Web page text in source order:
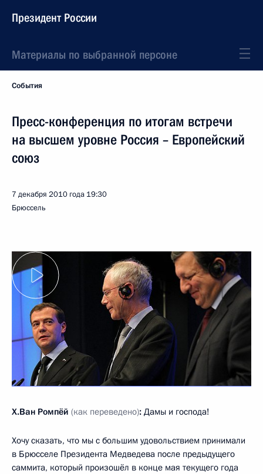
Президент России
Материалы по выбранной персоне
События
Пресс-конференция по итогам встречи
на высшем уровне Россия – Европейский
союз
7 декабря 2010 года 19:30
Брюссель
Х.Ван Ромпёй (как переведено): Дамы и господа!
Хочу сказать, что мы с большим удовольствием принимали
в Брюсселе Президента Медведева после предыдущего
саммита, который произошёл в конце мая текущего года